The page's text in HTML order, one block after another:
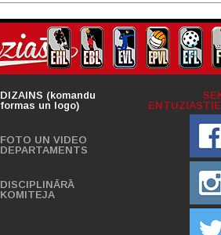
DIZAINS (komandu
formas un logo)
FOTO UN VIDEO
DEPARTAMENTS
DISCIPLINĀRĀ
KOMITEJA